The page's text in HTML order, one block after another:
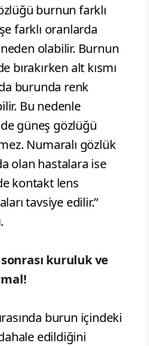
burnun farklı
farklı oranlarda
olabilir. Burnun
bırakırken alt kısmı
burunda renk
Bu nedenle
güneş gözlüğü
Numaralı gözlük
olan hastalara ise
kontakt lens
tavsiye edilir.”
kuruluk ve
burun içindeki
edildiğini